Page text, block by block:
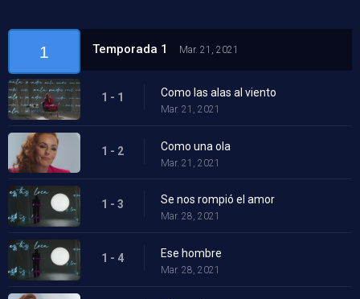
1 Temporada 1 Mar. 21, 2021
1 - 1 Como las alas al viento
Mar. 21, 2021
1 - 2 Como una ola
Mar. 21, 2021
1 - 3 Se nos rompió el amor
Mar. 28, 2021
1 - 4 Ese hombre
Mar. 28, 2021